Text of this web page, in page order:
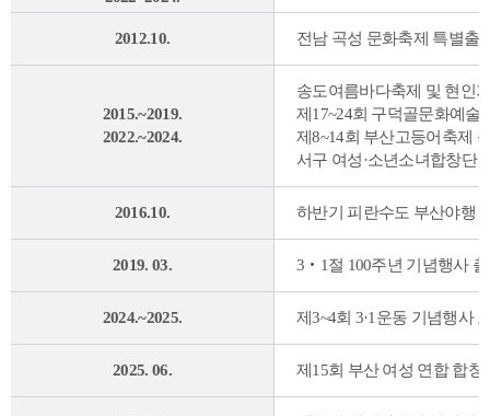
2012.10. 전남 곡성 문화축제 특별출
2015.~2019.
2022.~2024.
송도여름바다축제 및 현인
제17~24회 구덕골문화예술
제8~14회 부산고등어축제
서구 여성·소년소녀합창단
2016.10. 하반기 피란수도 부산야행
2019. 03. 3‧1절 100주년 기념행사
2024.~2025. 제3~4회 3·1운동 기념행사
2025. 06. 제15회 부산 여성 연합 합창